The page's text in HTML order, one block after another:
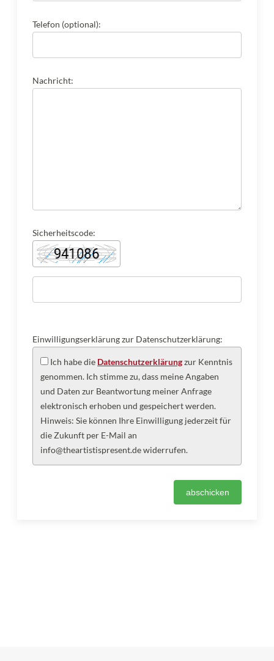
Telefon (optional):
Nachricht:
Sicherheitscode:
Einwilligungserklärung zur Datenschutzerklärung:
Ich habe die Datenschutzerklärungzur Kenntnis
genommen. Ich stimme zu, dass meine Angaben
und Daten zur Beantwortung meiner Anfrage
elektronisch erhoben und gespeichert werden.
Hinweis: Sie können Ihre Einwilligung jederzeit für
die Zukunft per E-Mail an
info@theartistispresent.de widerrufen.